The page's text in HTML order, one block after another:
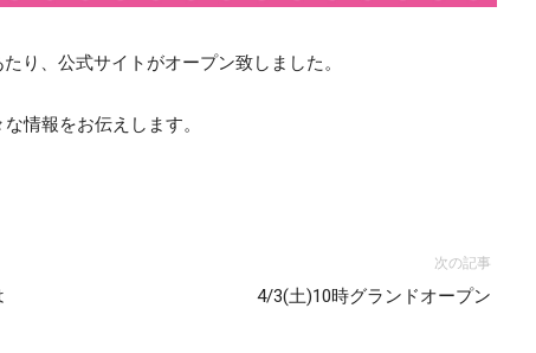
り、公式サイトがオープン致しました。
情報をお伝えします。
次の記事
4/3(土)10時グランドオープン